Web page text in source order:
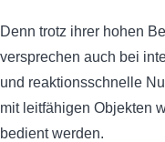
Denn trotz ihrer hohen
versprechen auch bei
und reaktionsschnelle
mit leitfähigen Objekten
bedient werden.